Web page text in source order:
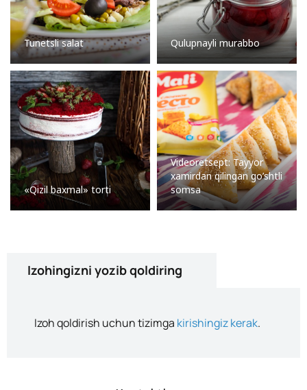
Tunetsli salat Qulupnayli murabbo
«Qizil baxmal» torti
Videoretsept: Tayyor
xamirdan qilingan go’shtli
somsa
Izohingizni yozib qoldiring
Izoh qoldirish uchun tizimga kirishingiz kerak.